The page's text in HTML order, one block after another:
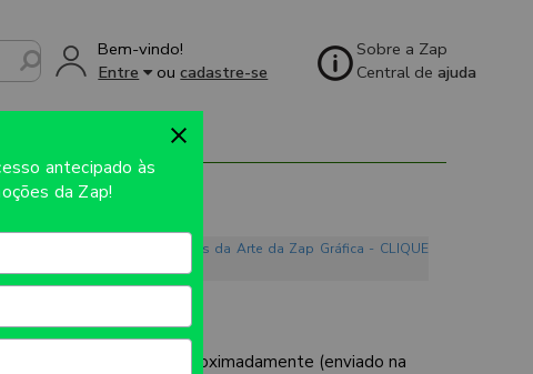
Bem-vindo!
Entre
oucadastre-se
Sobre a Zap
Central deajuda
Conheça os Mandamentos da Arte da Zap Gráfica - CLIQUE
297x420mm aproximadamente (enviado na
antecipado às
da Zap!